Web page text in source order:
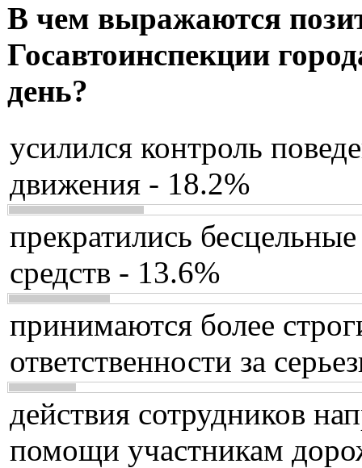
В чем выражаются
Госавтоинспекции
день?
усилился контроль
движения - 18.2%
прекратились
средств - 13.6%
принимаются более
ответственности за
действия сотрудников
помощи участникам